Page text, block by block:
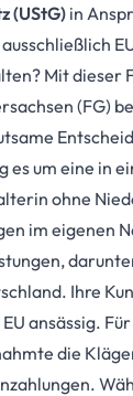
(UStG) in
Mit dieser
(FG)
es um eine in
ohne
im eigenen
Ihre
ansässig.
die